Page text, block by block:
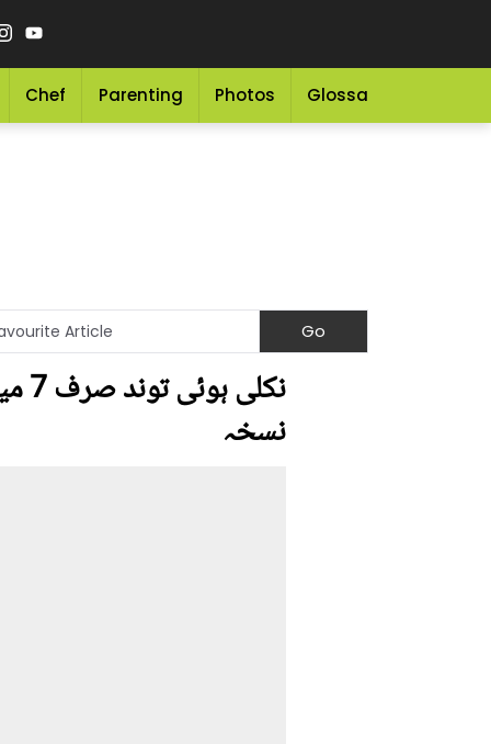
Chef Parenting Photos Glossary
نسخہ